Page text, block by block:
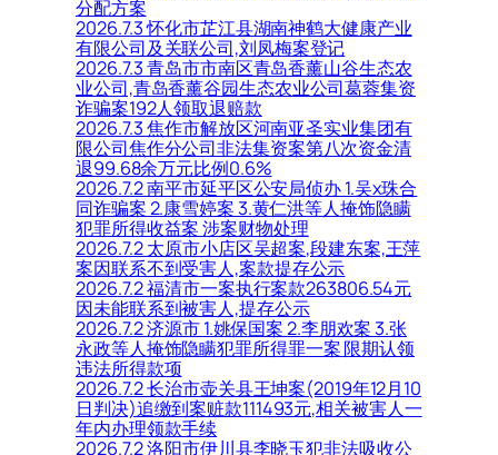
分配方案
2026.7.3 怀化市芷江县湖南神鹤大健康产业
有限公司及关联公司,刘凤梅案登记
2026.7.3 青岛市市南区青岛香薰山谷生态农
业公司,青岛香薰谷园生态农业公司葛蓉集资
诈骗案192人领取退赔款
2026.7.3 焦作市解放区河南亚圣实业集团有
限公司焦作分公司非法集资案第八次资金清
退99.68余万元比例0.6%
2026.7.2 南平市延平区公安局侦办 1.吴x珠合
同诈骗案 2.康雪婷案 3.黄仁洪等人掩饰隐瞒
犯罪所得收益案 涉案财物处理
2026.7.2 太原市小店区吴超案,段建东案,王萍
案因联系不到受害人,案款提存公示
2026.7.2 福清市一案执行案款263806.54元
因未能联系到被害人,提存公示
2026.7.2 济源市 1.姚保国案 2.李朋欢案 3.张
永政等人掩饰隐瞒犯罪所得罪一案 限期认领
违法所得款项
2026.7.2 长治市壶关县王坤案(2019年12月10
日判决)追缴到案赃款111493元,相关被害人一
年内办理领款手续
2026.7.2 洛阳市伊川县李晓玉犯非法吸收公